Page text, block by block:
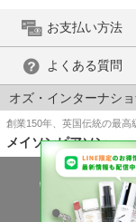
お支払い方法
よくある質問
オズ・インターナシ
創業150年、英国伝統の最高
メイソンピアソン
特商法に基づく表示